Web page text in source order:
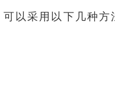
可以采用以下几种方